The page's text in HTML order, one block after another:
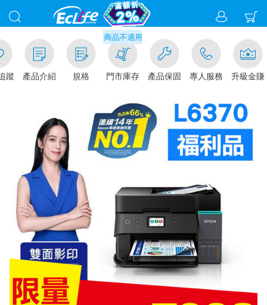
蹤 產品介紹 規格
市取貨現折1%(部分商品不適用)-請點我看
門市庫存 產品保固 專人服務 升級金賺